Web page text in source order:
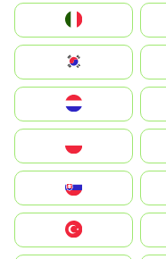
South Korea
United States